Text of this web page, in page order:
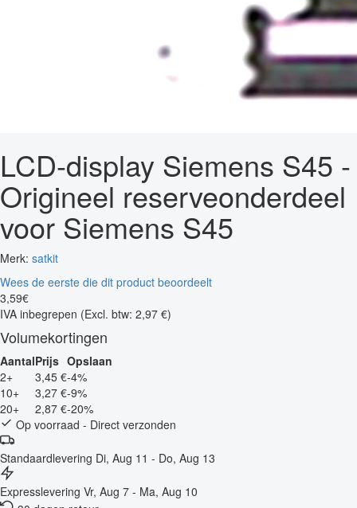
LCD-display Siemens S45 -
Origineel reserveonderdeel
voor Siemens S45
Merk: satkit
Wees de eerste die dit product beoordeelt
3,59€
IVA inbegrepen (Excl. btw: 2,97 €)
Volumekortingen
AantalPrijs Opslaan
2+
3,45 €-4%
10+
3,27 €-9%
20+
2,87 €-20%
Op voorraad - Direct verzonden
Standaardlevering Di, Aug 11 - Do, Aug 13
Expresslevering Vr, Aug 7 - Ma, Aug 10